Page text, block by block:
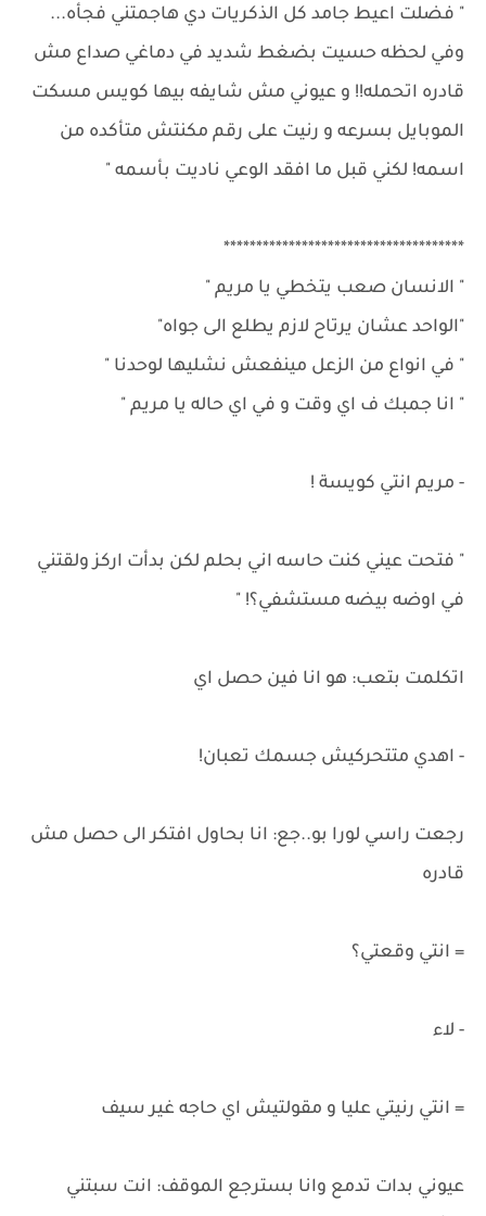
" فضلت اعيط جامد كل الذكريات دي هاجمتني فجأه...
وفي لحظه حسيت بضغط شديد في دماغي صداع مش
قادره اتحمله!! و عيوني مش شايفه بيها كويس مسكت
الموبايل بسرعه و رنيت على رقم مكنتش متأكده من
اسمه! لكني قبل ما افقد الوعي ناديت بأسمه "
*************************************
" الانسان صعب يتخطي يا مريم "
"الواحد عشان يرتاح لازم يطلع الى جواه"
" في انواع من الزعل مينفعش نشليها لوحدنا "
" انا جمبك ف اي وقت و في اي حاله يا مريم "
- مريم انتي كويسة !
" فتحت عيني كنت حاسه اني بحلم لكن بدأت اركز ولقتني
في اوضه بيضه مستشفي؟! "
اتكلمت بتعب: هو انا فين حصل اي
- اهدي متتحركيش جسمك تعبان!
رجعت راسي لورا بو..جع: انا بحاول افتكر الى حصل مش
قادره
= انتي وقعتي؟
- لاء
= انتي رنيتي عليا و مقولتيش اي حاجه غير سيف
عيوني بدات تدمع وانا بسترجع الموقف: انت سبتني